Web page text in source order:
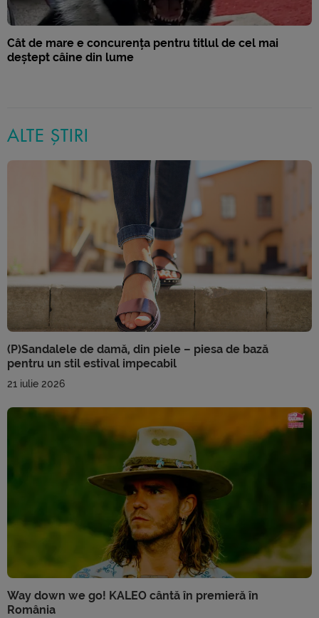
Cât de mare e concurența pentru titlul de cel mai
deștept câine din lume
ALTE ȘTIRI
(P)Sandalele de damă, din piele – piesa de bază
pentru un stil estival impecabil
21 iulie 2026
Way down we go! KALEO cântă în premieră în
România